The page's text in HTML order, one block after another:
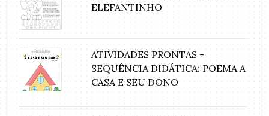
ELEFANTINHO
ATIVIDADES PRONTAS -
SEQUÊNCIA DIDÁTICA: POEMA A
CASA E SEU DONO